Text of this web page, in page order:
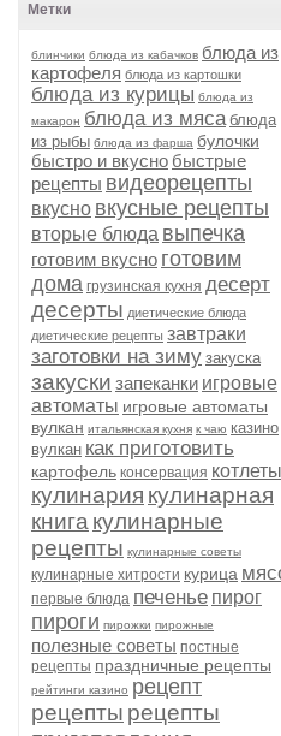
Метки
блинчики блюда из кабачков блюда из
картофеля блюда из картошки
блюда из курицы блюда из
макарон блюда из мяса блюда
из рыбы блюда из фарша булочки
быстро и вкусно быстрые
рецепты видеорецепты
вкусно вкусные рецепты
вторые блюда выпечка
готовим вкусно готовим
дома грузинская кухня десерт
десерты диетические блюда
диетические рецепты завтраки
заготовки на зиму закуска
закуски запеканки игровые
автоматы игровые автоматы
вулкан итальянская кухня к чаю казино
вулкан как приготовить
картофель консервация котлеты
кулинария кулинарная
книга кулинарные
рецепты кулинарные советы
кулинарные хитрости курица
первые блюда печенье пирог
пироги пирожки пирожные
полезные советы постные
рецепты праздничные рецепты
рейтинги казино рецепт
рецепты рецепты